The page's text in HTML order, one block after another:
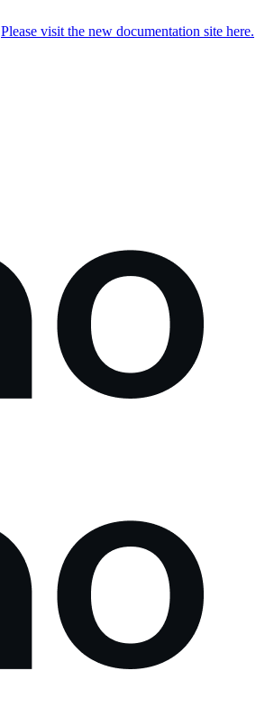
Please visit the new documentation site here.